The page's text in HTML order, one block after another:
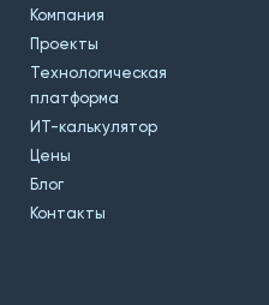
Компания
Проекты
Технологическая
платформа
ИТ-калькулятор
Цены
Блог
Контакты